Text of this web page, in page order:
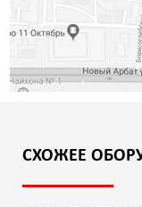
СХОЖЕЕ